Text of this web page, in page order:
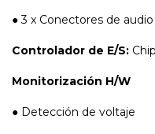
● 3 x Conectores de audio
Controlador de E/S:
Monitorización H/W
● Detección de voltaje